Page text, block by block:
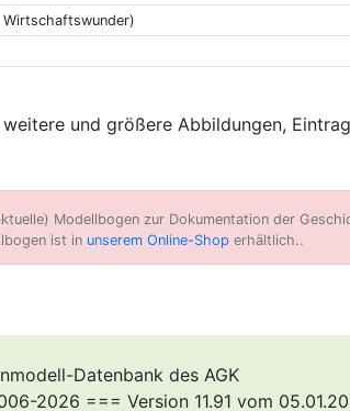
und größere Abbildungen,
Modellbogen zur Dokumentation der
ist in unserem Online-Shop erhältlich..
Datenbank des AGK
2026 === Version 11.91 vom